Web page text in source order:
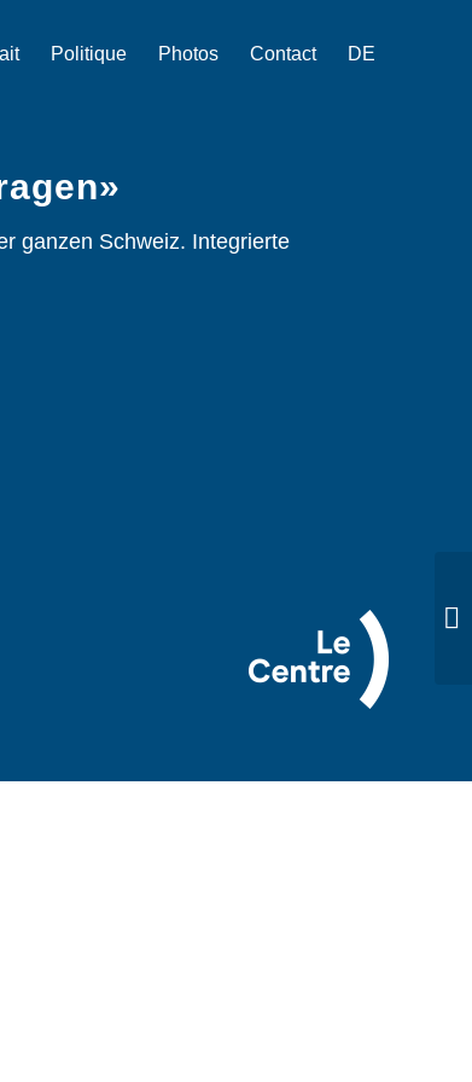
Politique Photos Contact DE
ganzen Schweiz. Integrierte